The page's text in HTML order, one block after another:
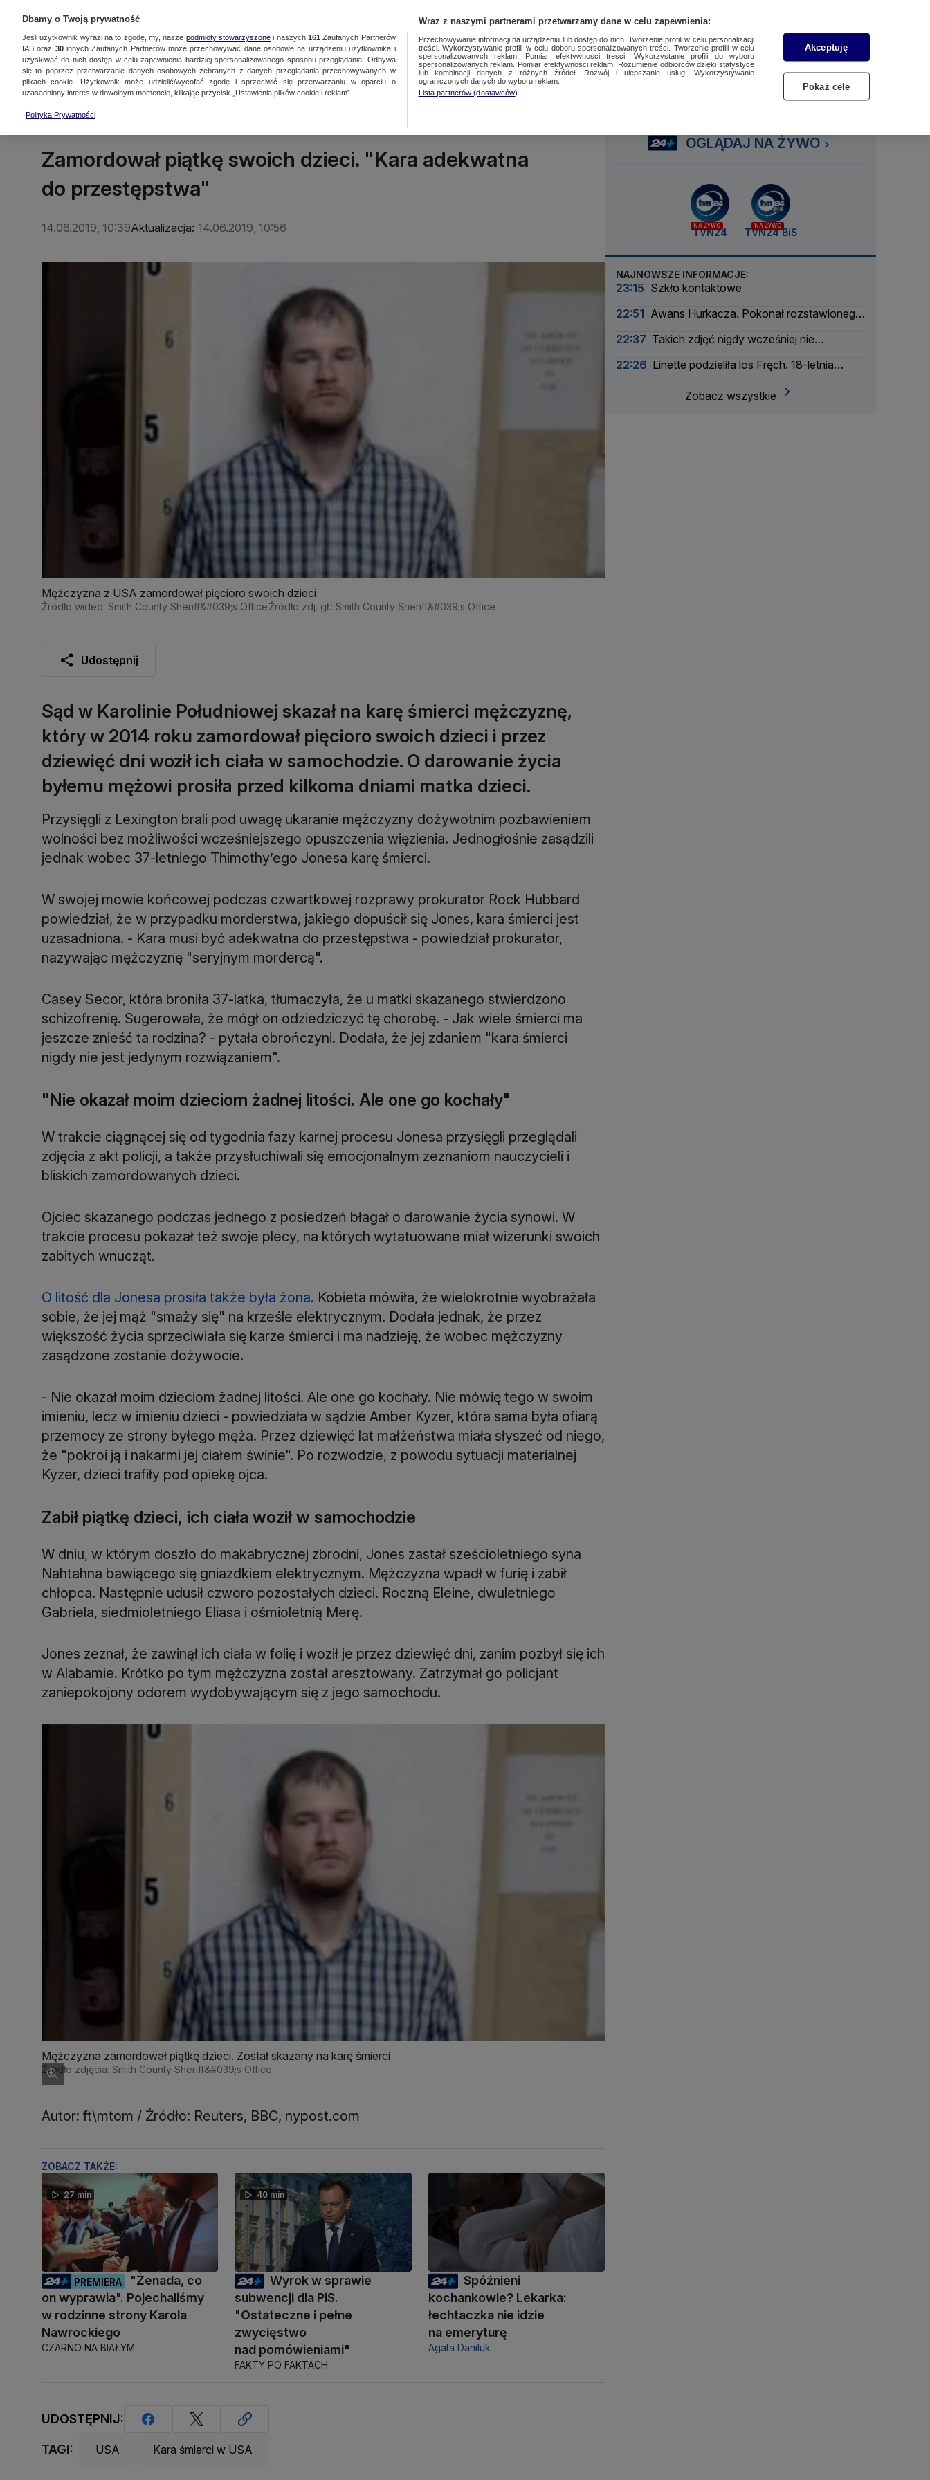
SUBSKRYBUJ
SzukajZaloguj się
Oglądaj TVN24NajnowszeFaktyŚwiat PolskaRegionalne Więcej CzytajSłuchaj
Zamordował piątkę swoich dzieci. "Kara adekwatna
do przestępstwa"
14.06.2019, 10:39Aktualizacja: 14.06.2019, 10:56
Mężczyzna z USA zamordował pięcioro swoich dzieci
Źródło wideo: Smith County Sheriff&#039;s OfficeŹródło zdj. gł.: Smith County Sheriff&#039;s Office
Udostępnij
Sąd w Karolinie Południowej skazał na karę śmierci mężczyznę,
który w 2014 roku zamordował pięcioro swoich dzieci i przez
dziewięć dni woził ich ciała w samochodzie. O darowanie życia
byłemu mężowi prosiła przed kilkoma dniami matka dzieci.
Przysięgli z Lexington brali pod uwagę ukaranie mężczyzny dożywotnim pozbawieniem
wolności bez możliwości wcześniejszego opuszczenia więzienia. Jednogłośnie zasądzili
jednak wobec 37-letniego Thimothy’ego Jonesa karę śmierci.
W swojej mowie końcowej podczas czwartkowej rozprawy prokurator Rock Hubbard
powiedział, że w przypadku morderstwa, jakiego dopuścił się Jones, kara śmierci jest
uzasadniona. - Kara musi być adekwatna do przestępstwa - powiedział prokurator,
nazywając mężczyznę "seryjnym mordercą".
Casey Secor, która broniła 37-latka, tłumaczyła, że u matki skazanego stwierdzono
schizofrenię. Sugerowała, że mógł on odziedziczyć tę chorobę. - Jak wiele śmierci ma
jeszcze znieść ta rodzina? - pytała obrończyni. Dodała, że jej zdaniem "kara śmierci
nigdy nie jest jedynym rozwiązaniem".
"Nie okazał moim dzieciom żadnej litości. Ale one go kochały"
W trakcie ciągnącej się od tygodnia fazy karnej procesu Jonesa przysięgli przeglądali
zdjęcia z akt policji, a także przysłuchiwali się emocjonalnym zeznaniom nauczycieli i
bliskich zamordowanych dzieci.
Ojciec skazanego podczas jednego z posiedzeń błagał o darowanie życia synowi. W
trakcie procesu pokazał też swoje plecy, na których wytatuowane miał wizerunki swoich
zabitych wnucząt.
O litość dla Jonesa prosiła także była żona. Kobieta mówiła, że wielokrotnie wyobrażała
sobie, że jej mąż "smaży się" na krześle elektrycznym. Dodała jednak, że przez
większość życia sprzeciwiała się karze śmierci i ma nadzieję, że wobec mężczyzny
zasądzone zostanie dożywocie.
- Nie okazał moim dzieciom żadnej litości. Ale one go kochały. Nie mówię tego w swoim
imieniu, lecz w imieniu dzieci - powiedziała w sądzie Amber Kyzer, która sama była ofiarą
przemocy ze strony byłego męża. Przez dziewięć lat małżeństwa miała słyszeć od niego,
że "pokroi ją i nakarmi jej ciałem świnie". Po rozwodzie, z powodu sytuacji materialnej
Kyzer, dzieci trafiły pod opiekę ojca.
Zabił piątkę dzieci, ich ciała woził w samochodzie
W dniu, w którym doszło do makabrycznej zbrodni, Jones zastał sześcioletniego syna
Nahtahna bawiącego się gniazdkiem elektrycznym. Mężczyzna wpadł w furię i zabił
chłopca. Następnie udusił czworo pozostałych dzieci. Roczną Eleine, dwuletniego
Gabriela, siedmioletniego Eliasa i ośmioletnią Merę.
Jones zeznał, że zawinął ich ciała w folię i woził je przez dziewięć dni, zanim pozbył się ich
w Alabamie. Krótko po tym mężczyzna został aresztowany. Zatrzymał go policjant
zaniepokojony odorem wydobywającym się z jego samochodu.
Mężczyzna zamordował piątkę dzieci. Został skazany na karę śmierci
Źródło zdjęcia: Smith County Sheriff&#039;s Office
Autor: ft\mtom / Źródło: Reuters, BBC, nypost.com
ZOBACZ TAKŻE:
27 min
PREMIERA
"Żenada, co
on wyprawia". Pojechaliśmy
w rodzinne strony Karola
Nawrockiego
CZARNO NA BIAŁYM
40 min
Wyrok w sprawie
subwencji dla PiS.
"Ostateczne i pełne
zwycięstwo
nad pomówieniami"
FAKTY PO FAKTACH
Spóźnieni
kochankowie? Lekarka:
łechtaczka nie idzie
na emeryturę
Agata Daniluk
UDOSTĘPNIJ:
TAGI: USA Kara śmierci w USA
OGLĄDAJ NA ŻYWO
NA ŻYWO
TVN24
NA ŻYWO
TVN24 BiS
NAJNOWSZE INFORMACJE:
23:15 Szkło kontaktowe
22:51 Awans Hurkacza. Pokonał rozstawionego
22:37 Takich zdjęć nigdy wcześniej nie
22:26 Linette podzieliła los Fręch. 18-letnia
Zobacz wszystkie
Dbamy o Twoją prywatność
Jeśli użytkownik wyrazi na to zgodę, my, nasze podmioty stowarzyszonei naszych 161 Zaufanych Partnerów
IAB oraz 30innych Zaufanych Partnerów może przechowywać dane osobowe na urządzeniu użytkownika i
uzyskiwać do nich dostęp w celu zapewnienia bardziej spersonalizowanego sposobu przeglądania. Odbywa
się to poprzez przetwarzanie danych osobowych zebranych z danych przeglądania przechowywanych w
plikach cookie. Użytkownik może udzielić/wycofać zgodę i sprzeciwić się przetwarzaniu w oparciu o
uzasadniony interes w dowolnym momencie, klikając przycisk „Ustawienia plików cookie i reklam”.
Polityka Prywatności
Wraz z naszymi partnerami przetwarzamy dane w celu zapewnienia:
Przechowywanie informacji na urządzeniu lub dostęp do nich. Tworzenie profili w celu personalizacji
treści. Wykorzystywanie profili w celu doboru spersonalizowanych treści. Tworzenie profili w celu
spersonalizowanych reklam. Pomiar efektywności treści. Wykorzystanie profili do wyboru
spersonalizowanych reklam. Pomiar efektywności reklam. Rozumienie odbiorców dzięki statystyce
lub kombinacji danych z różnych źródeł. Rozwój i ulepszanie usług. Wykorzystywanie
ograniczonych danych do wyboru reklam.
Lista partnerów (dostawców)
Akceptuję
Pokaż cele